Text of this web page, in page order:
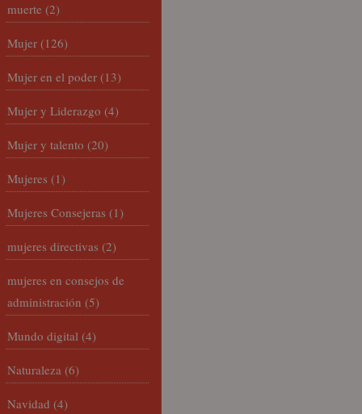
muerte (2)
Mujer (126)
Mujer en el poder (13)
Mujer y Liderazgo (4)
Mujer y talento (20)
Mujeres (1)
Mujeres Consejeras (1)
mujeres directivas (2)
mujeres en consejos de
administración (5)
Mundo digital (4)
Naturaleza (6)
Navidad (4)